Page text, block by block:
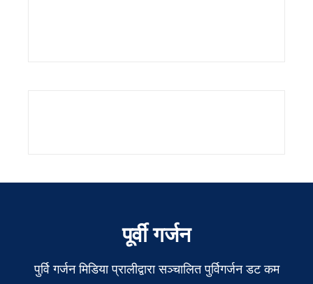
पूर्वी गर्जन
पुर्वि गर्जन मिडिया प्रालीद्वारा सञ्चालित पुर्विगर्जन डट कम